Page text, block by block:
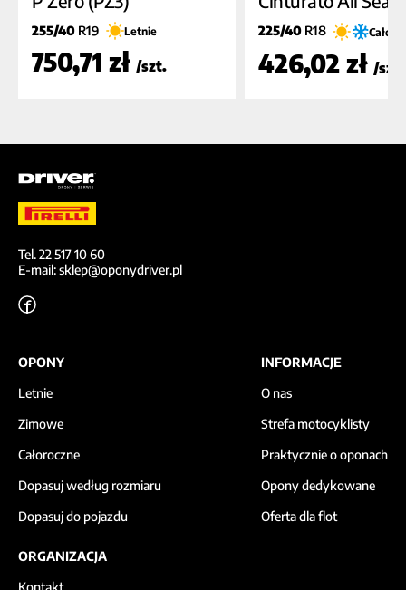
255/40 R19 Letnie
750,71 zł /szt.
225/40 R18
426,02 zł /szt.
Tel. 22 517 10 60
E-mail: sklep@oponydriver.pl
OPONY
Letnie
Zimowe
Całoroczne
Dopasuj według rozmiaru
Dopasuj do pojazdu
INFORMACJE
O nas
Strefa motocyklisty
Praktycznie o oponach
Opony dedykowane
Oferta dla flot
ORGANIZACJA